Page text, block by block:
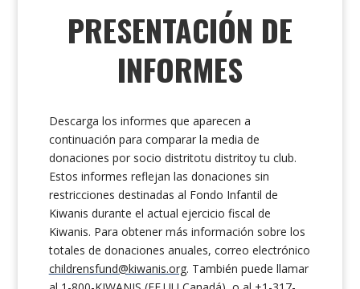
PRESENTACIÓN DE
INFORMES
Descarga los informes que aparecen a
continuación para comparar la media de
donaciones por socio distritotu distritoy tu club.
Estos informes reflejan las donaciones sin
restricciones destinadas al Fondo Infantil de
Kiwanis durante el actual ejercicio fiscal de
Kiwanis. Para obtener más información sobre los
totales de donaciones anuales, correo electrónico
childrensfund@kiwanis.org. También puede llamar